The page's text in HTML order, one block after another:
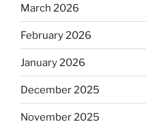
March 2026
February 2026
January 2026
December 2025
November 2025